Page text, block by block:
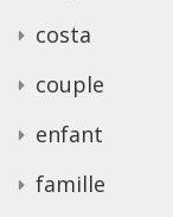
costa
couple
enfant
famille